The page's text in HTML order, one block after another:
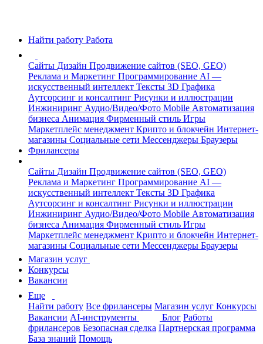
Найти работу Работа
Сайты Дизайн Продвижение сайтов (SEO, GEO)
Реклама и Маркетинг Программирование AI —
искусственный интеллект Тексты 3D Графика
Аутсорсинг и консалтинг Рисунки и иллюстрации
Инжиниринг Аудио/Видео/Фото Mobile Автоматизация
бизнеса Анимация Фирменный стиль Игры
Маркетплейс менеджмент Крипто и блокчейн Интернет-
магазины Социальные сети Мессенджеры Браузеры
Фрилансеры
Сайты Дизайн Продвижение сайтов (SEO, GEO)
Реклама и Маркетинг Программирование AI —
искусственный интеллект Тексты 3D Графика
Аутсорсинг и консалтинг Рисунки и иллюстрации
Инжиниринг Аудио/Видео/Фото Mobile Автоматизация
бизнеса Анимация Фирменный стиль Игры
Маркетплейс менеджмент Крипто и блокчейн Интернет-
магазины Социальные сети Мессенджеры Браузеры
Магазин услуг
Конкурсы
Вакансии
Еще
Найти работу Все фрилансеры Магазин услуг Конкурсы
Вакансии AI-инструменты Блог Работы
фрилансеров Безопасная сделка Партнерская программа
База знаний Помощь